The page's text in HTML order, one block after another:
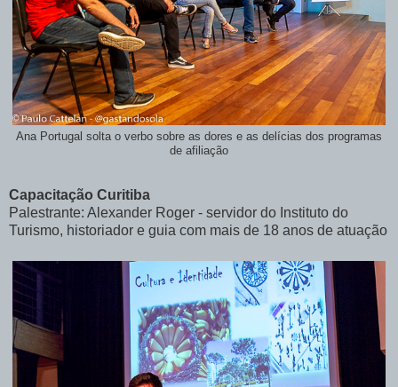
Ana Portugal solta o verbo sobre as dores e as delícias dos programas
de afiliação
Capacitação Curitiba
Palestrante: Alexander Roger - servidor do Instituto do
Turismo, historiador e guia com mais de 18 anos de atuação